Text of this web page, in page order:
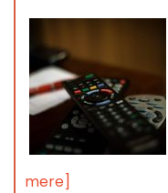
mere]